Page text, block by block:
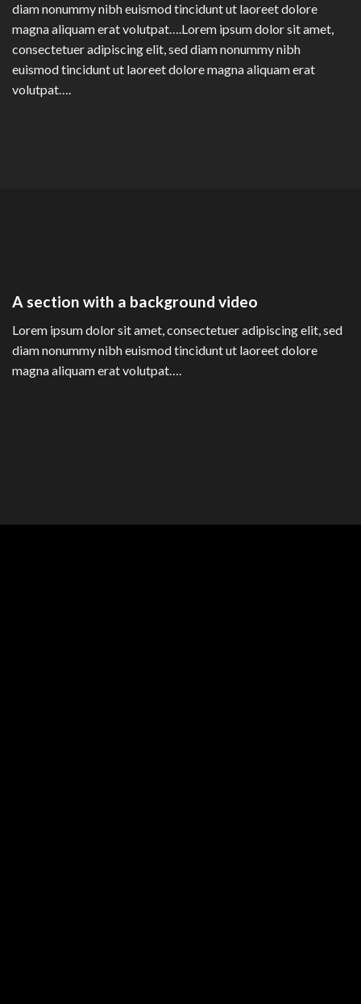
diam nonummy nibh euismod tincidunt ut laoreet dolore
magna aliquam erat volutpat….Lorem ipsum dolor sit amet,
consectetuer adipiscing elit, sed diam nonummy nibh
euismod tincidunt ut laoreet dolore magna aliquam erat
volutpat….
A section with a background video
Lorem ipsum dolor sit amet, consectetuer adipiscing elit, sed
diam nonummy nibh euismod tincidunt ut laoreet dolore
magna aliquam erat volutpat….